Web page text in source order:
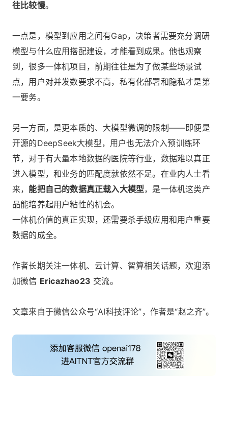
往比较慢。
一点是，模型到应用之间有Gap，决策者需要充分调研
模型与什么应用搭配建设，才能看到成果。他也观察
到，很多一体机项目，前期往往是为了做某些场景试
点，用户对并发数要求不高，私有化部署和隐私才是第
一要务。
另一方面，是更本质的、大模型微调的限制——即便是
开源的DeepSeek大模型，用户也无法介入预训练环
节，对于有大量本地数据的医院等行业，数据难以真正
进入模型，和业务的匹配度就依然不足。在业内人士看
来， 能把自己的数据真正载入大模型，是一体机这类产
品能培养起用户粘性的机会。
一体机价值的真正实现，还需要杀手级应用和用户重要
数据的成全。
作者长期关注一体机、云计算、智算相关话题，欢迎添
加微信 Ericazhao23 交流。
文章来自于微信公众号“AI科技评论”，作者是“赵之齐”。